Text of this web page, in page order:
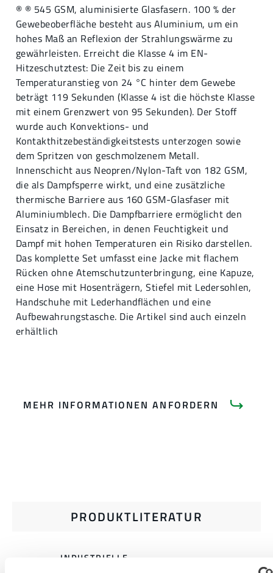
® ® 545 GSM, aluminisierte Glasfasern. 100 % der
Gewebeoberfläche besteht aus Aluminium, um ein
hohes Maß an Reflexion der Strahlungswärme zu
gewährleisten. Erreicht die Klasse 4 im EN-
Hitzeschutztest: Die Zeit bis zu einem
Temperaturanstieg von 24 °C hinter dem Gewebe
beträgt 119 Sekunden (Klasse 4 ist die höchste Klasse
mit einem Grenzwert von 95 Sekunden). Der Stoff
wurde auch Konvektions- und
Kontakthitzebeständigkeitstests unterzogen sowie
dem Spritzen von geschmolzenem Metall.
Innenschicht aus Neopren/Nylon-Taft von 182 GSM,
die als Dampfsperre wirkt, und eine zusätzliche
thermische Barriere aus 160 GSM-Glasfaser mit
Aluminiumblech. Die Dampfbarriere ermöglicht den
Einsatz in Bereichen, in denen Feuchtigkeit und
Dampf mit hohen Temperaturen ein Risiko darstellen.
Das komplette Set umfasst eine Jacke mit flachem
Rücken ohne Atemschutzunterbringung, eine Kapuze,
eine Hose mit Hosenträgern, Stiefel mit Ledersohlen,
Handschuhe mit Lederhandflächen und eine
Aufbewahrungstasche. Die Artikel sind auch einzeln
erhältlich
MEHR INFORMATIONEN ANFORDERN
PRODUKTLITERATUR
INDUSTRIELLE